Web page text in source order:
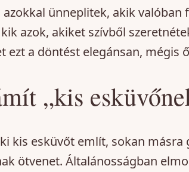
azokkal ünneplitek, akik
azok, akiket szívből
ezt a döntést elegánsan, mégis
„kis
kis esküvőt említ, sokan másra
ötvenet. Általánosságban